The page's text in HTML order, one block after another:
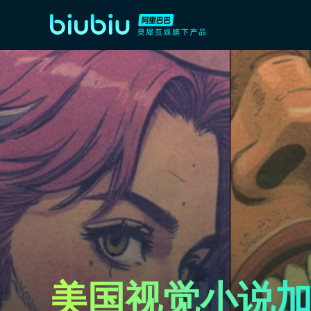
美国视觉小说